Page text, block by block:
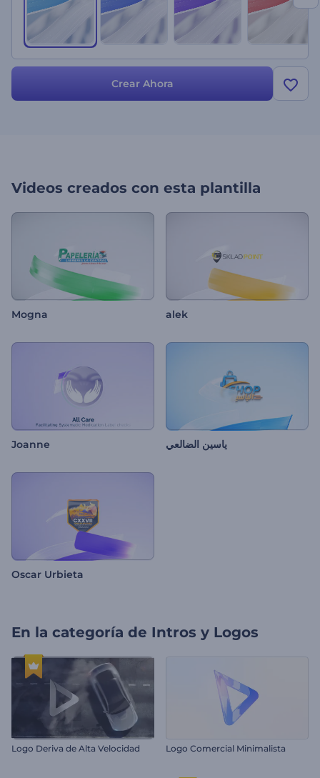
Crear Ahora
Videos creados con esta plantilla
Mogna alek
Joanne ياسين الضالعي
Oscar Urbieta
En la categoría de Intros y Logos
Logo Deriva de Alta Velocidad Logo Comercial Minimalista